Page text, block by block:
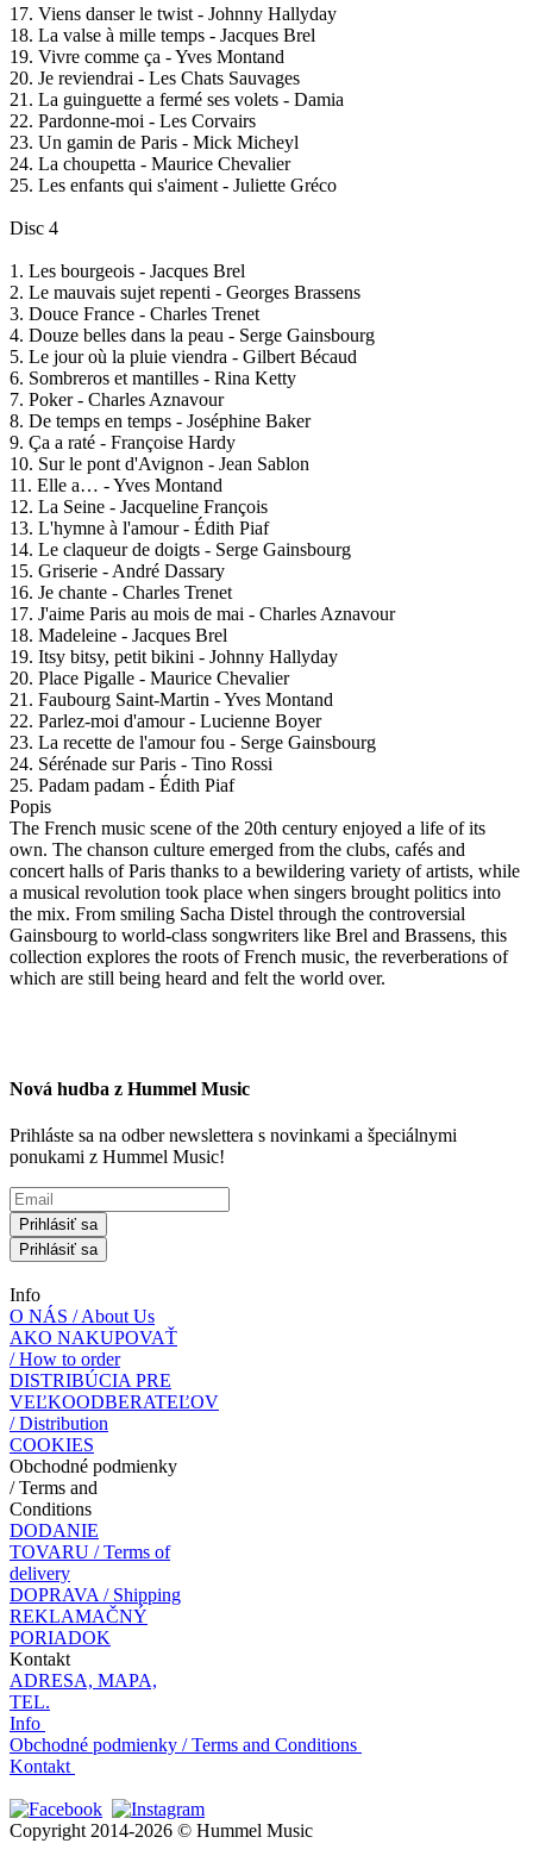
17. Viens danser le twist - Johnny Hallyday
18. La valse à mille temps - Jacques Brel
19. Vivre comme ça - Yves Montand
20. Je reviendrai - Les Chats Sauvages
21. La guinguette a fermé ses volets - Damia
22. Pardonne-moi - Les Corvairs
23. Un gamin de Paris - Mick Micheyl
24. La choupetta - Maurice Chevalier
25. Les enfants qui s'aiment - Juliette Gréco
Disc 4
1. Les bourgeois - Jacques Brel
2. Le mauvais sujet repenti - Georges Brassens
3. Douce France - Charles Trenet
4. Douze belles dans la peau - Serge Gainsbourg
5. Le jour où la pluie viendra - Gilbert Bécaud
6. Sombreros et mantilles - Rina Ketty
7. Poker - Charles Aznavour
8. De temps en temps - Joséphine Baker
9. Ça a raté - Françoise Hardy
10. Sur le pont d'Avignon - Jean Sablon
11. Elle a… - Yves Montand
12. La Seine - Jacqueline François
13. L'hymne à l'amour - Édith Piaf
14. Le claqueur de doigts - Serge Gainsbourg
15. Griserie - André Dassary
16. Je chante - Charles Trenet
17. J'aime Paris au mois de mai - Charles Aznavour
18. Madeleine - Jacques Brel
19. Itsy bitsy, petit bikini - Johnny Hallyday
20. Place Pigalle - Maurice Chevalier
21. Faubourg Saint-Martin - Yves Montand
22. Parlez-moi d'amour - Lucienne Boyer
23. La recette de l'amour fou - Serge Gainsbourg
24. Sérénade sur Paris - Tino Rossi
25. Padam padam - Édith Piaf
Popis
The French music scene of the 20th century enjoyed a life of its
own. The chanson culture emerged from the clubs, cafés and
concert halls of Paris thanks to a bewildering variety of artists, while
a musical revolution took place when singers brought politics into
the mix. From smiling Sacha Distel through the controversial
Gainsbourg to world-class songwriters like Brel and Brassens, this
collection explores the roots of French music, the reverberations of
which are still being heard and felt the world over.
Nová hudba z Hummel Music
Prihláste sa na odber newslettera s novinkami a špeciálnymi
ponukami z Hummel Music!
Prihlásiť sa
Prihlásiť sa
Info
O NÁS / About Us
AKO NAKUPOVAŤ
/ How to order
DISTRIBÚCIA PRE
VEĽKOODBERATEĽOV
/ Distribution
COOKIES
Obchodné podmienky
/ Terms and
Conditions
DODANIE
TOVARU / Terms of
delivery
DOPRAVA / Shipping
REKLAMAČNÝ
PORIADOK
Kontakt
ADRESA, MAPA,
TEL.
Info
Obchodné podmienky / Terms and Conditions
Kontakt
Copyright 2014-2026 © Hummel Music